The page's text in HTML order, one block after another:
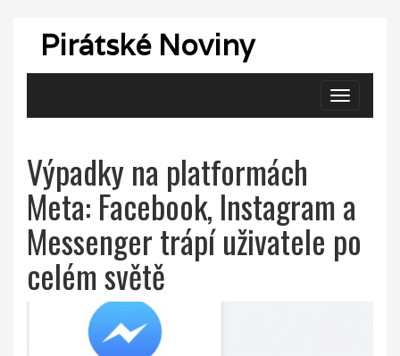
Pirátské Noviny
Zobrazit
navigaci
Výpadky na platformách
Meta: Facebook, Instagram a
Messenger trápí uživatele po
celém světě